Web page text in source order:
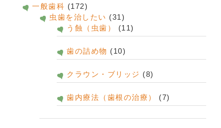
一般歯科 (172)
虫歯を治したい (31)
う蝕（虫歯）
(11)
歯の詰め物 (10)
クラウン・ブリッジ (8)
歯内療法（歯根の治療） (7)